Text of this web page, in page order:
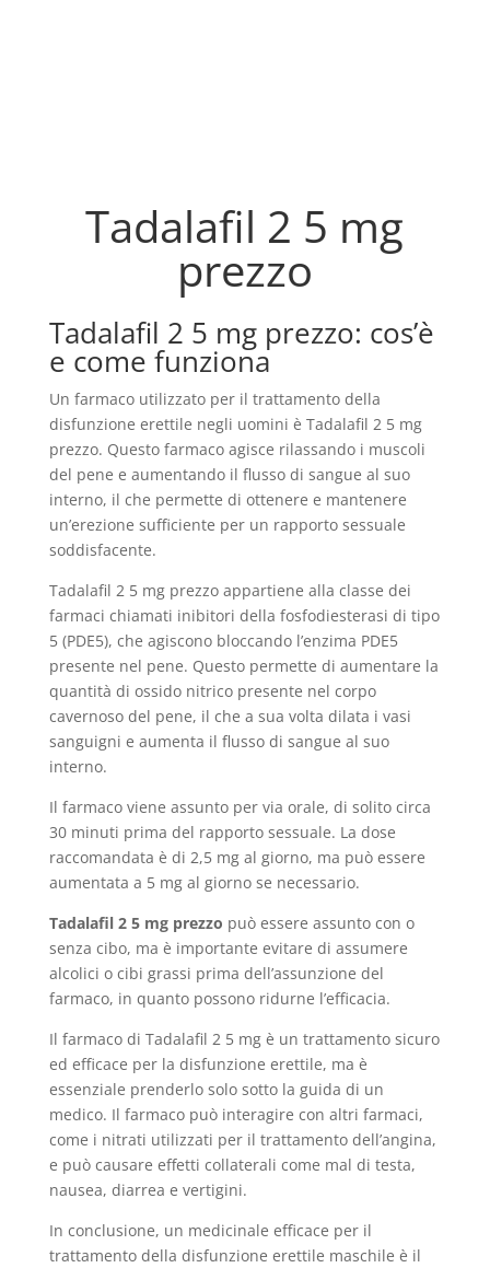
Tadalafil 2 5 mg
prezzo
Tadalafil 2 5 mg prezzo: cos’è
e come funziona
Un farmaco utilizzato per il trattamento della
disfunzione erettile negli uomini è Tadalafil 2 5 mg
prezzo. Questo farmaco agisce rilassando i muscoli
del pene e aumentando il flusso di sangue al suo
interno, il che permette di ottenere e mantenere
un’erezione sufficiente per un rapporto sessuale
soddisfacente.
Tadalafil 2 5 mg prezzo appartiene alla classe dei
farmaci chiamati inibitori della fosfodiesterasi di tipo
5 (PDE5), che agiscono bloccando l’enzima PDE5
presente nel pene. Questo permette di aumentare la
quantità di ossido nitrico presente nel corpo
cavernoso del pene, il che a sua volta dilata i vasi
sanguigni e aumenta il flusso di sangue al suo
interno.
Il farmaco viene assunto per via orale, di solito circa
30 minuti prima del rapporto sessuale. La dose
raccomandata è di 2,5 mg al giorno, ma può essere
aumentata a 5 mg al giorno se necessario.
Tadalafil 2 5 mg prezzo può essere assunto con o
senza cibo, ma è importante evitare di assumere
alcolici o cibi grassi prima dell’assunzione del
farmaco, in quanto possono ridurne l’efficacia.
Il farmaco di Tadalafil 2 5 mg è un trattamento sicuro
ed efficace per la disfunzione erettile, ma è
essenziale prenderlo solo sotto la guida di un
medico. Il farmaco può interagire con altri farmaci,
come i nitrati utilizzati per il trattamento dell’angina,
e può causare effetti collaterali come mal di testa,
nausea, diarrea e vertigini.
In conclusione, un medicinale efficace per il
trattamento della disfunzione erettile maschile è il